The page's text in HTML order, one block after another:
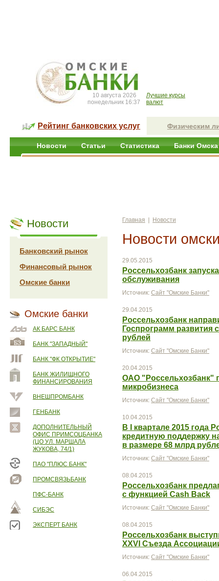
10 августа 2026
понедельник 16:37
Лучшие курсы
валют
Рейтинг банковских услуг Физическим
Новости Статьи Статистика Банки Омска
Новости
Банковский рынок
Финансовый рынок
Омские банки
Омские банки
АК БАРС БАНК
БАНК "ЗАПАДНЫЙ"
БАНК "ФК ОТКРЫТИЕ"
БАНК ЖИЛИЩНОГО
ФИНАНСИРОВАНИЯ
ВНЕШПРОМБАНК
ГЕНБАНК
ДОПОЛНИТЕЛЬНЫЙ
ОФИС ПРИМСОЦБАНКА
(ЦО УЛ. МАРШАЛА
ЖУКОВА, 74/1)
ПАО "ПЛЮС БАНК"
ПРОМСВЯЗЬБАНК
ПФС-БАНК
СИБЭС
ЭКСПЕРТ БАНК
Главная Новости
Новости
29.05.2015
Россельхозбанк
обслуживания
Источник: Сайт "Омские Банки"
29.04.2015
Россельхозбанк
Госпрограмм развития
рублей
Источник: Сайт "Омские Банки"
20.04.2015
ОАО "Россельхозбанк"
микробизнеса
Источник: Сайт "Омские Банки"
10.04.2015
В I квартале 2015 года
кредитную поддержку
в размере 68 млрд
Источник: Сайт "Омские Банки"
08.04.2015
Россельхозбанк
с функцией Cash Back
Источник: Сайт "Омские Банки"
08.04.2015
Россельхозбанк
XXVI Съезда
Источник: Сайт "Омские Банки"
06.04.2015